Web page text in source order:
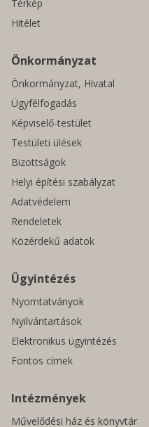
Térkép
Hitélet
Önkormányzat
Önkormányzat, Hivatal
Ügyfélfogadás
Képviselő-testület
Testületi ülések
Bizottságok
Helyi építési szabályzat
Adatvédelem
Rendeletek
Közérdekű adatok
Ügyintézés
Nyomtatványok
Nyilvántartások
Elektronikus ügyintézés
Fontos címek
Intézmények
Művelődési ház és könyvtár